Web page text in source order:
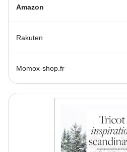
Amazon
Rakuten
Momox-shop.fr